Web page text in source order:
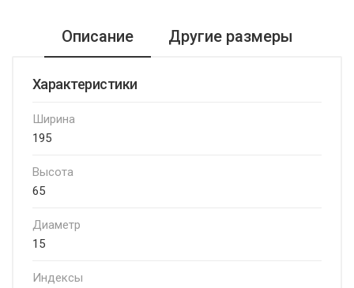
Описание Другие размеры
Характеристики
Ширина
195
Высота
65
Диаметр
15
Индексы